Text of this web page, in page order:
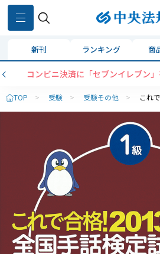
新刊 ランキング 商
コンビニ決済に「セブンイレブン
TOP > 受験 > 受験その他 > これ